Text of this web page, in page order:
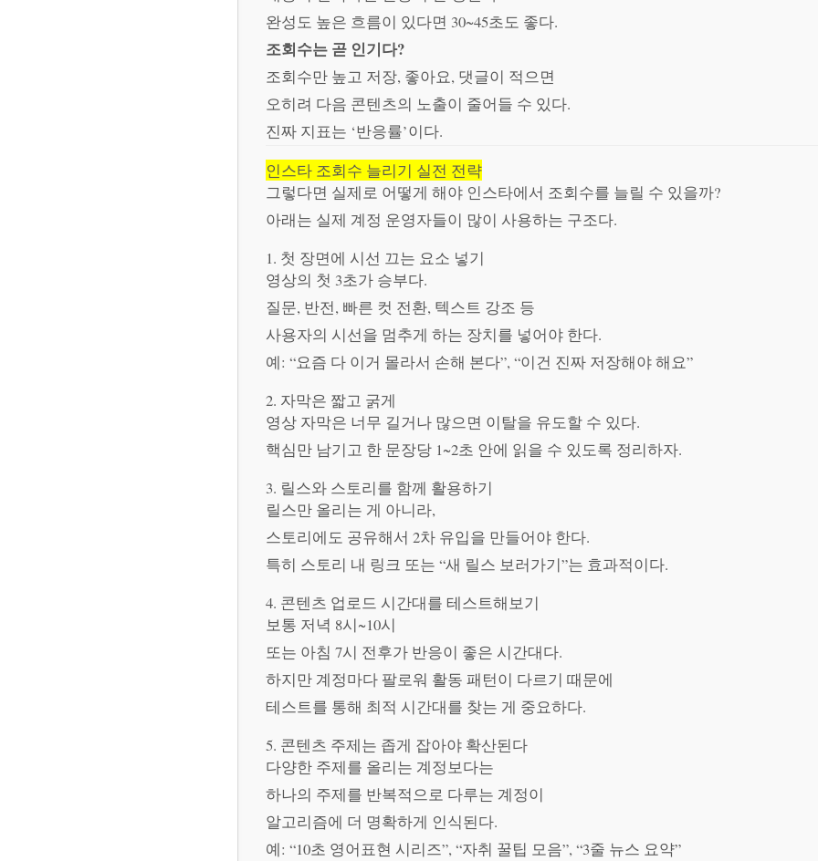
완성도 높은 흐름이 있다면 30~45초도 좋다.
조회수는 곧 인기다?
조회수만 높고 저장, 좋아요, 댓글이 적으면
오히려 다음 콘텐츠의 노출이 줄어들 수 있다.
진짜 지표는 ‘반응률’이다.
인스타 조회수 늘리기 실전 전략
그렇다면 실제로 어떻게 해야 인스타에서 조회수를 늘릴 수 있을까?
아래는 실제 계정 운영자들이 많이 사용하는 구조다.
1. 첫 장면에 시선 끄는 요소 넣기
영상의 첫 3초가 승부다.
질문, 반전, 빠른 컷 전환, 텍스트 강조 등
사용자의 시선을 멈추게 하는 장치를 넣어야 한다.
예: “요즘 다 이거 몰라서 손해 본다”, “이건 진짜 저장해야 해요”
2. 자막은 짧고 굵게
영상 자막은 너무 길거나 많으면 이탈을 유도할 수 있다.
핵심만 남기고 한 문장당 1~2초 안에 읽을 수 있도록 정리하자.
3. 릴스와 스토리를 함께 활용하기
릴스만 올리는 게 아니라,
스토리에도 공유해서 2차 유입을 만들어야 한다.
특히 스토리 내 링크 또는 “새 릴스 보러가기”는 효과적이다.
4. 콘텐츠 업로드 시간대를 테스트해보기
보통 저녁 8시~10시
또는 아침 7시 전후가 반응이 좋은 시간대다.
하지만 계정마다 팔로워 활동 패턴이 다르기 때문에
테스트를 통해 최적 시간대를 찾는 게 중요하다.
5. 콘텐츠 주제는 좁게 잡아야 확산된다
다양한 주제를 올리는 계정보다는
하나의 주제를 반복적으로 다루는 계정이
알고리즘에 더 명확하게 인식된다.
예: “10초 영어표현 시리즈”, “자취 꿀팁 모음”, “3줄 뉴스 요약”